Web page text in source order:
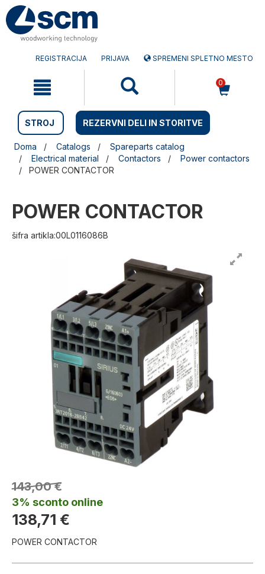
Preskočite
na
vsebino
Preskočite
na
navigacijski
REGISTRACIJA PRIJAVA SPREMENI SPLETNO MESTO
0
STROJ REZERVNI DELI IN STORITVE
Doma Catalogs
Spareparts catalog
Electrical material
Contactors
Power contactors
POWER CONTACTOR
POWER CONTACTOR
šifra artikla:00L0116086B
143,00 €
3% sconto online
138,71 €
POWER CONTACTOR